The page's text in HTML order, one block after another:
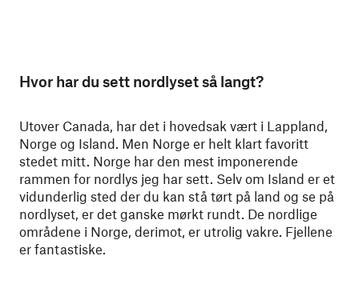
Hvor har du sett nordlyset så langt?
Utover Canada, har det i hovedsak vært i Lappland,
Norge og Island. Men Norge er helt klart favoritt
stedet mitt. Norge har den mest imponerende
rammen for nordlys jeg har sett. Selv om Island er et
vidunderlig sted der du kan stå tørt på land og se på
nordlyset, er det ganske mørkt rundt. De nordlige
områdene i Norge, derimot, er utrolig vakre. Fjellene
er fantastiske.